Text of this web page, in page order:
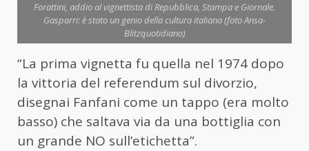
Forattini, addio al vignettista di Repubblica, Stampa e Giornale.
Gasparri: è stato un genio della cultura italiana (foto Ansa-
Blitzquotidiano)
“La prima vignetta fu quella nel 1974 dopo
la vittoria del referendum sul divorzio,
disegnai Fanfani come un tappo (era molto
basso) che saltava via da una bottiglia con
un grande NO sull’etichetta”.